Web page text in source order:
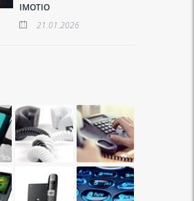
IMOTIO
21.01.2026